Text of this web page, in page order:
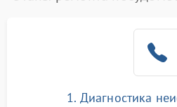
1. Диагностика